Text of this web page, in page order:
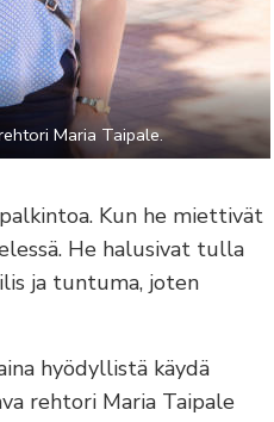
Maria Taipale.
Kun he miettivät
He halusivat tulla
ja tuntuma, joten
hyödyllistä käydä
rehtori Maria Taipale